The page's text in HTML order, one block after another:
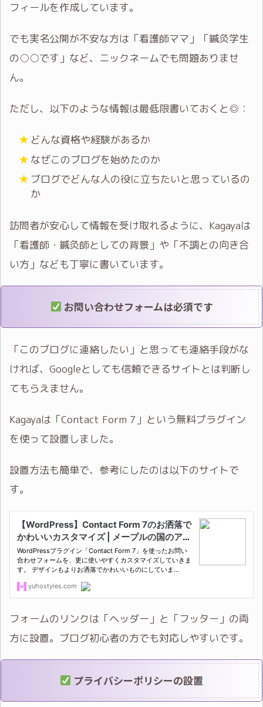
フィールを作成しています。
でも実名公開が不安な方は「看護師ママ」「鍼灸学生
の○○です」など、ニックネームでも問題ありませ
ん。
ただし、以下のような情報は最低限書いておくと◎：
どんな資格や経験があるか
なぜこのブログを始めたのか
ブログでどんな人の役に立ちたいと思っているの
か
訪問者が安心して情報を受け取れるように、Kagayaは
「看護師・鍼灸師としての背景」や「不調との向き合
い方」なども丁寧に書いています。
お問い合わせフォームは必須です
「このブログに連絡したい」と思っても連絡手段がな
ければ、Googleとしても信頼できるサイトとは判断し
てもらえません。
Kagayaは「Contact Form 7」という無料プラグイン
を使って設置しました。
設置方法も簡単で、参考にしたのは以下のサイトで
す。
フォームのリンクは「ヘッダー」と「フッター」の両
方に設置。ブログ初心者の方でも対応しやすいです。
プライバシーポリシーの設置